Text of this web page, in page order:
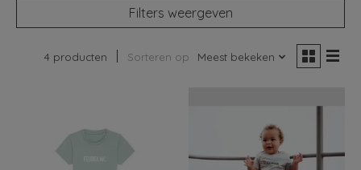
Filters weergeven
4 producten Sorteren op Meest bekeken